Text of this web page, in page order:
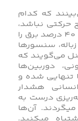
که کدام
نباشد،
نور را خاموش می‌کنند و این کار، تا ۴۰ درصد برق را
سنسورها
می‌گویند که
دوربین‌ها
تنهایی شده و
هشدار
درست به
آن‌ها